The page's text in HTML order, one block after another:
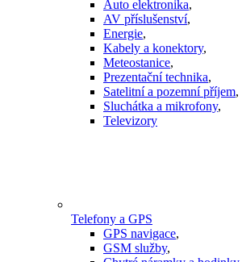
Auto elektronika,
AV příslušenství,
Energie,
Kabely a konektory,
Meteostanice,
Prezentační technika,
Satelitní a pozemní příjem,
Sluchátka a mikrofony,
Televizory
Telefony a GPS
GPS navigace,
GSM služby,